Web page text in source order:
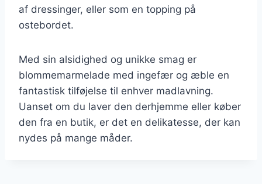
af dressinger, eller som en topping på
ostebordet.
Med sin alsidighed og unikke smag er
blommemarmelade med ingefær og æble en
fantastisk tilføjelse til enhver madlavning.
Uanset om du laver den derhjemme eller køber
den fra en butik, er det en delikatesse, der kan
nydes på mange måder.